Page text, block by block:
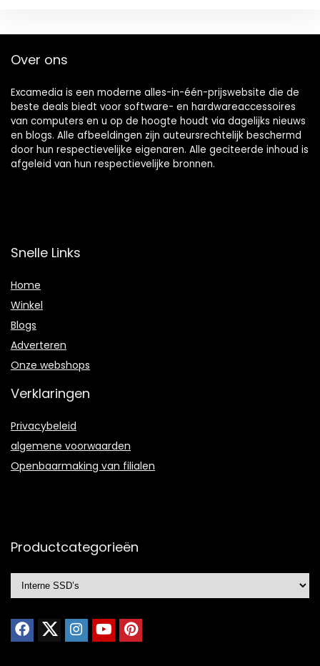
Over ons
Excamedia is een moderne alles-in-één-prijswebsite die de
beste deals biedt voor software- en hardwareaccessoires
van computers en u op de hoogte houdt via dagelijks nieuws
en blogs. Alle afbeeldingen zijn auteursrechtelijk beschermd
door hun respectievelijke eigenaren. Alle geciteerde inhoud is
afgeleid van hun respectievelijke bronnen.
Snelle Links
Home
Winkel
Blogs
Adverteren
Onze webshops
Verklaringen
Privacybeleid
algemene voorwaarden
Openbaarmaking van filialen
Productcategorieën